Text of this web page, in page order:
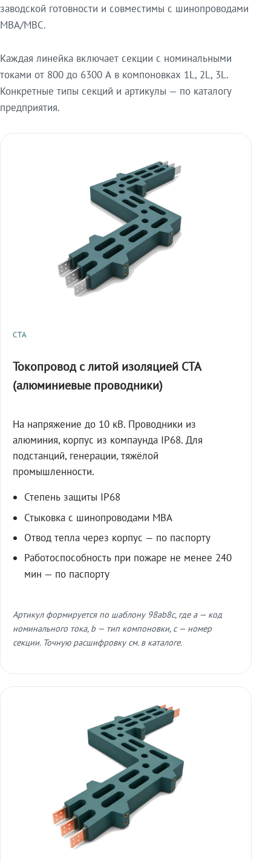
заводской готовности и совместимы с шинопроводами
МВА/МВС.
Каждая линейка включает секции с номинальными
токами от 800 до 6300 А в компоновках 1L, 2L, 3L.
Конкретные типы секций и артикулы — по каталогу
предприятия.
СТА
Токопровод с литой изоляцией СТА
(алюминиевые проводники)
На напряжение до 10 кВ. Проводники из
алюминия, корпус из компаунда IP68. Для
подстанций, генерации, тяжёлой
промышленности.
Степень защиты IP68
Стыковка с шинопроводами МВА
Отвод тепла через корпус — по паспорту
Работоспособность при пожаре не менее 240
мин — по паспорту
Артикул формируется по шаблону 98ab8c, где a — код
номинального тока, b — тип компоновки, c — номер
секции. Точную расшифровку см. в каталоге.